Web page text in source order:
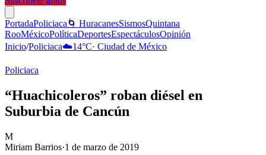
PortadaPoliciaca 🌀 HuracanesSismosQuintana
RooMéxicoPolíticaDeportesEspectáculosOpinión
Inicio/Policiaca☁️14°C· Ciudad de México
Policiaca
“Huachicoleros” roban diésel en
Suburbia de Cancún
M
Miriam Barrios·1 de marzo de 2019